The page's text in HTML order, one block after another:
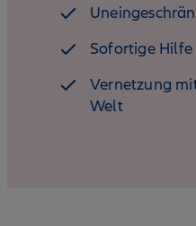
Sofortige Hilfe
Vernetzung
Welt